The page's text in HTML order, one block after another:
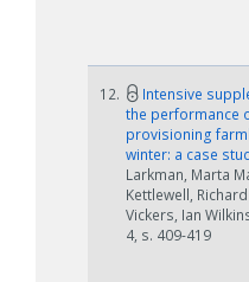
W zależności od ilości
może
Jeśli generowanie trwa zbyt
12.
Intensive
the performance
provisioning
winter: a case
Larkman, Marta
Kettlewell,
Vickers, Ian
4, s. 409-419